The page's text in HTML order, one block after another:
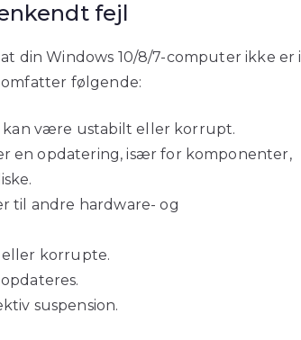
fejl
din Windows 10/8/7-computer ikke er i
følgende:
kan være ustabilt eller korrupt.
en opdatering, især for komponenter,
til andre hardware- og
korrupte.
suspension.